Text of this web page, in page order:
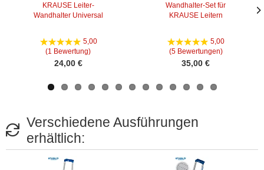
KRAUSE Leiter-
Wandhalter Universal
5,00
(1 Bewertung)
24,00 €
Wandhalter-Set für
KRAUSE Leitern
5,00
(5 Bewertungen)
35,00 €
Verschiedene Ausführungen
erhältlich: